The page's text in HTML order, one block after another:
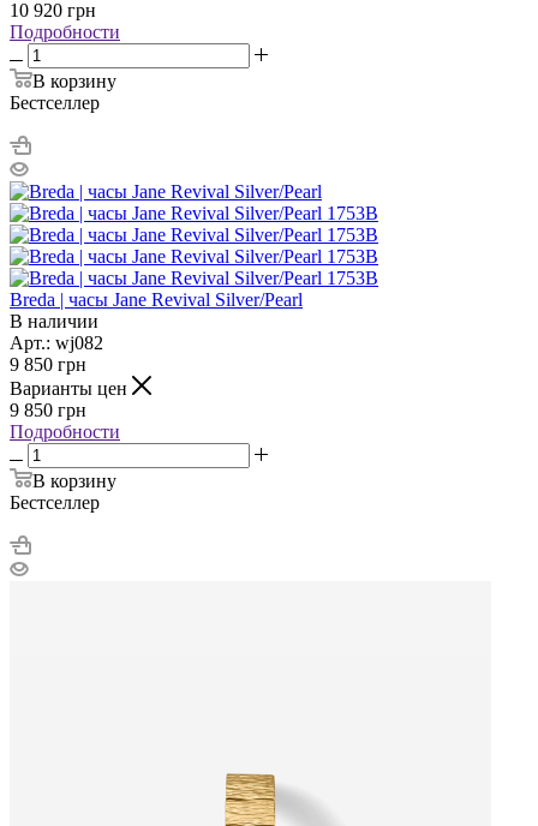
10 920 грн
Подробности
В корзину
Бестселлер
Breda | часы Jane Revival Silver/Pearl
В наличии
Арт.: wj082
9 850 грн
Варианты цен
9 850 грн
Подробности
В корзину
Бестселлер